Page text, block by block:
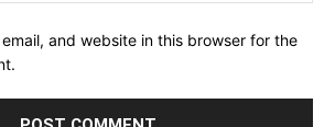
and website in this browser for the